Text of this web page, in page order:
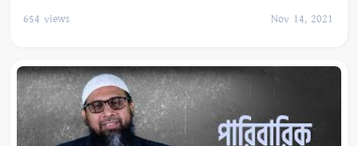
654 views Nov 14, 2021